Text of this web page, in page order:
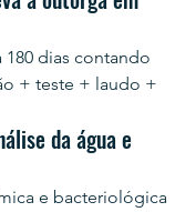
180 dias contando
+ teste + laudo +
da água e
e bacteriológica